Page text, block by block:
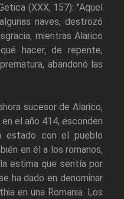
(XXX, 157): "Aquel
naves, destrozó
mientras Alarico
hacer, de repente,
abandonó las
sucesor de Alarico,
en el año 414, esconden
estado con el pueblo
en él a los romanos,
estima que sentía por
ha dado en denominar
en una Romania. Los